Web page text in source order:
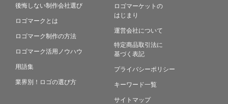
後悔しない制作会社選び
ロゴマークとは
ロゴマーク制作の方法
ロゴマーク活用ノウハウ
用語集
業界別！ロゴの選び方
ロゴマーケットの
はじまり
運営会社について
特定商品取引法に
基づく表記
プライバシーポリシー
キーワード一覧
サイトマップ